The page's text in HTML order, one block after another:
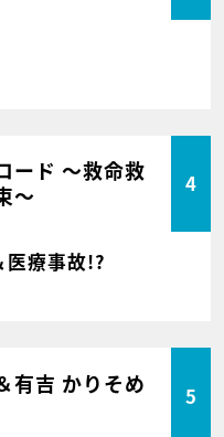
ード ～救命救
～
4
療事故!?
有吉 かりそめ
5